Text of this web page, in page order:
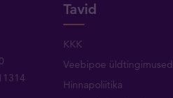
Tavid
KKK
Veebipoe üldtingimused
Hinnapoliitika